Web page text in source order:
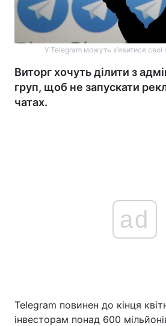
У Telegram можуть з’явитися свої
Виторг хочуть ділити з
груп, щоб не запускати
чатах.
ad
Telegram повинен до кінця
інвесторам понад 600